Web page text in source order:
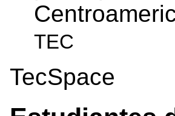
TEC
TecSpace